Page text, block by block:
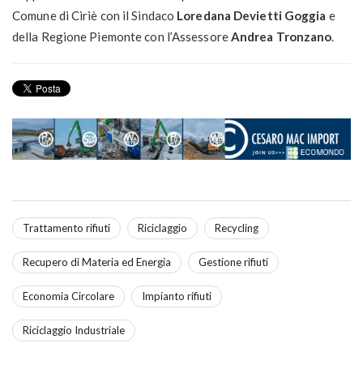
Comune di Ciriè con il Sindaco Loredana Devietti Goggia e
della Regione Piemonte con l’AssessoreAndrea Tronzano.
Trattamento rifiuti Riciclaggio Recycling
Recupero di Materia ed Energia Gestione rifiuti
Economia Circolare Impianto rifiuti
Riciclaggio Industriale